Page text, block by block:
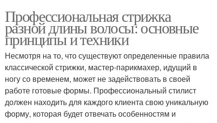
Профессиональная стрижка
разной длины волосы: основные
принципы и техники
Несмотря на то, что существуют определенные правила
классической стрижки, мастер-парикмахер, идущий в
ногу со временем, может не задействовать в своей
работе готовые формы. Профессиональный стилист
должен находить для каждого клиента свою уникальную
форму, которая будет отвечать особенностям и